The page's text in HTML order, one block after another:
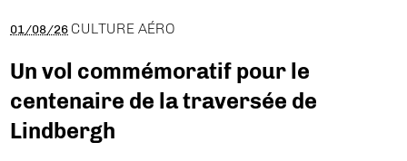
01/08/26 CULTURE AÉRO
Un vol commémoratif pour le
centenaire de la traversée de
Lindbergh